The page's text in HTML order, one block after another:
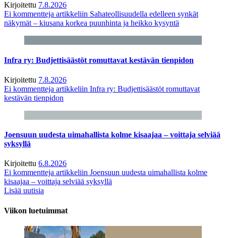
Kirjoitettu 7.8.2026
Ei kommentteja artikkeliin Sahateollisuudella edelleen synkät
näkymät – kiusana korkea puunhinta ja heikko kysyntä
Infra ry: Budjettisäästöt romuttavat kestävän tienpidon
Kirjoitettu 7.8.2026
Ei kommentteja artikkeliin Infra ry: Budjettisäästöt romuttavat
kestävän tienpidon
Joensuun uudesta uimahallista kolme kisaajaa – voittaja selviää
syksyllä
Kirjoitettu 6.8.2026
Ei kommentteja artikkeliin Joensuun uudesta uimahallista kolme
kisaajaa – voittaja selviää syksyllä
Lisää uutisia
Viikon luetuimmat